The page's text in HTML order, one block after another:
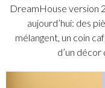
DreamHouse version
aujourd’hui: des
mélangent, un coin
d’un décor